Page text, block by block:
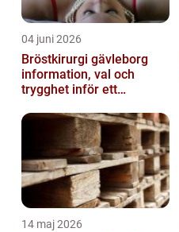
04 juni 2026
Bröstkirurgi gävleborg
information, val och
trygghet inför ett
14 maj 2026